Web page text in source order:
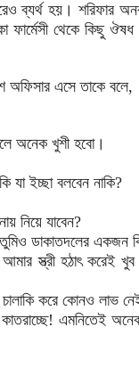
হয়। শরিফার
ফার্মেসী থেকে কিছু
এসে তাকে বলে,
অনেক খুশী হবো।
যা ইচ্ছা বলবেন নাকি?
নিয়ে যাবেন?
ডাকাতদলের একজন
আমার স্ত্রী হঠাৎ
করে কোনও লাভ
এমনিতেই